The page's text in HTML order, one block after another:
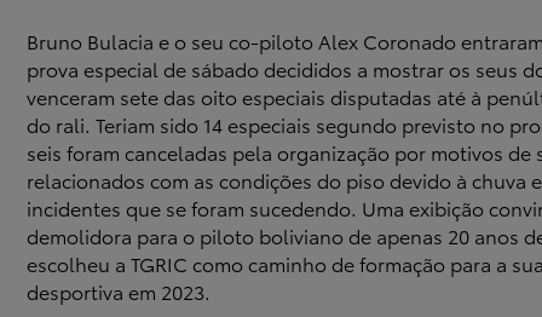
Bruno Bulacia e o seu co-piloto Alex Coronado
prova especial de sábado decididos a mostrar os seus
venceram sete das oito especiais disputadas até à
do rali. Teriam sido 14 especiais segundo previsto no
seis foram canceladas pela organização por motivos de
relacionados com as condições do piso devido à chuva
incidentes que se foram sucedendo. Uma exibição
demolidora para o piloto boliviano de apenas 20 anos
escolheu a TGRIC como caminho de formação para a
desportiva em 2023.